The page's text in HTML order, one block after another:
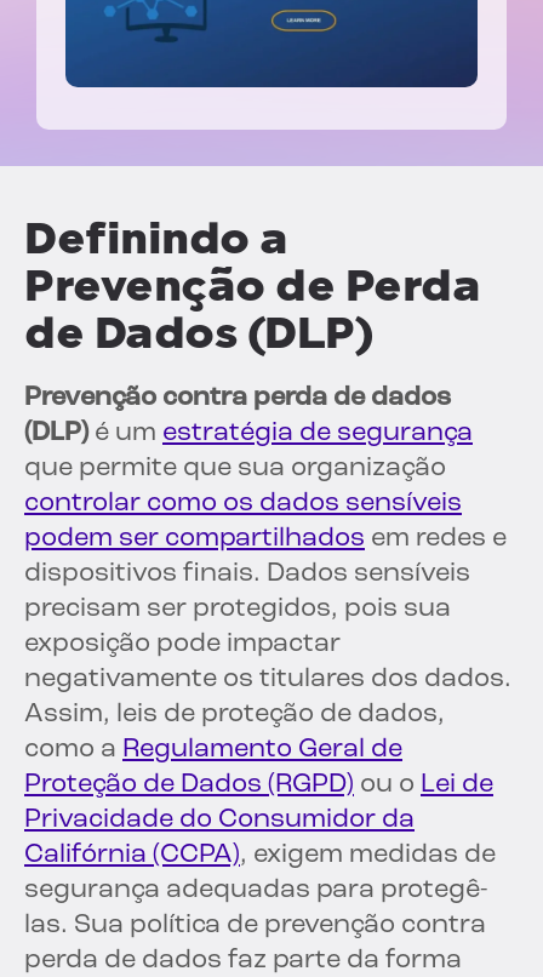
Definindo a
Prevenção de Perda
de Dados (DLP)
Prevenção contra perda de dados
(DLP)é um estratégia de segurança
que permite que sua organização
controlar como os dados sensíveis
podem ser compartilhados em redes e
dispositivos finais. Dados sensíveis
precisam ser protegidos, pois sua
exposição pode impactar
negativamente os titulares dos dados.
Assim, leis de proteção de dados,
como a Regulamento Geral de
Proteção de Dados (RGPD) ou o Lei de
Privacidade do Consumidor da
Califórnia (CCPA), exigem medidas de
segurança adequadas para protegê-
las. Sua política de prevenção contra
perda de dados faz parte da forma